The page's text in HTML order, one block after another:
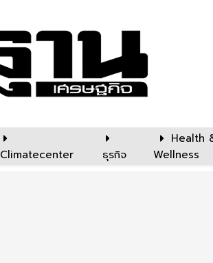
Climatecenter ธุรกิจ
Health
Wellness